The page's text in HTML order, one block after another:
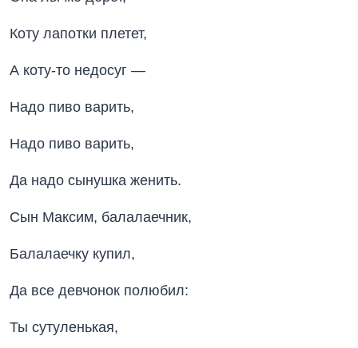
Коту лапотки плетет,
А коту-то недосуг —
Надо пиво варить,
Надо пиво варить,
Да надо сынушка женить.
Сын Максим, балалаечник,
Балалаечку купил,
Да все девчонок полюбил:
Ты сутуленькая,